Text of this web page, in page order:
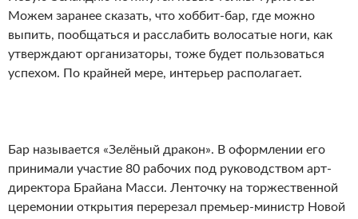
Можем заранее сказать, что хоббит-бар, где можно
выпить, пообщаться и расслабить волосатые ноги, как
утверждают организаторы, тоже будет пользоваться
успехом. По крайней мере, интерьер располагает.
Бар называется «Зелёный дракон». В оформлении его
принимали участие 80 рабочих под руководством арт-
директора Брайана Масси. Ленточку на торжественной
церемонии открытия перерезал премьер-министр Новой